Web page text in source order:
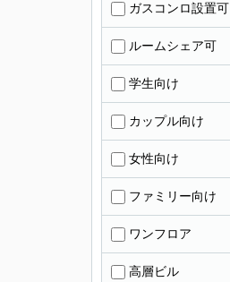
ガスコンロ設置可
ルームシェア可
学生向け
カップル向け
女性向け
ファミリー向け
ワンフロア
高層ビル